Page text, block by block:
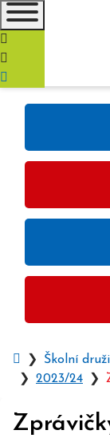
Úvodní
stránka
Školní
2023/24